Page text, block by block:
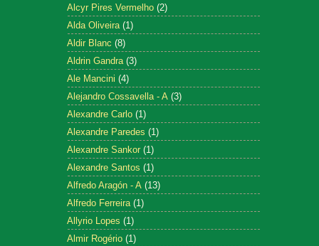
Alcyr Pires Vermelho (2)
Alda Oliveira (1)
Aldir Blanc (8)
Aldrin Gandra (3)
Ale Mancini (4)
Alejandro Cossavella - A (3)
Alexandre Carlo (1)
Alexandre Paredes (1)
Alexandre Sankor (1)
Alexandre Santos (1)
Alfredo Aragón - A (13)
Alfredo Ferreira (1)
Allyrio Lopes (1)
Almir Rogério (1)